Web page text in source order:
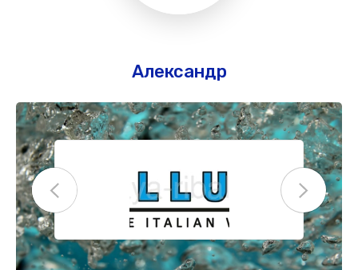
Александр